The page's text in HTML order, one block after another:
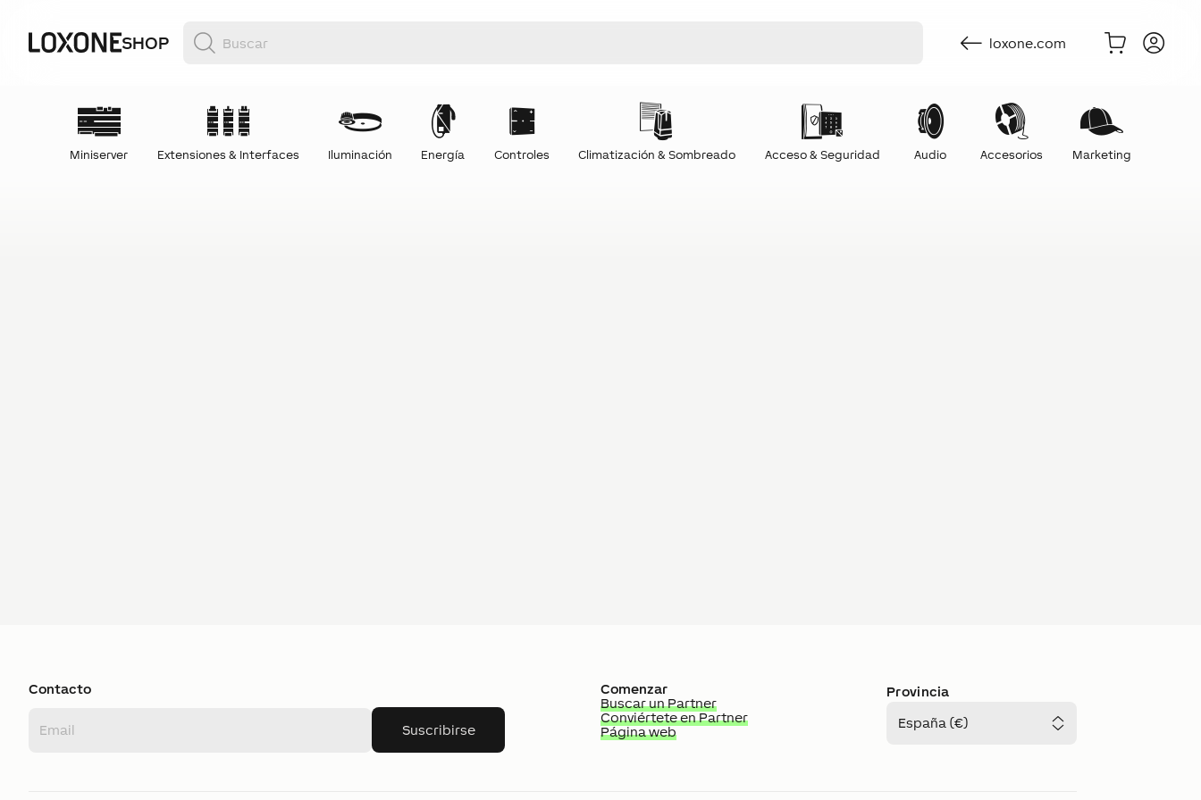
SHOP loxone.com
Miniserver Extensiones & Interfaces Iluminación Energía Controles Climatización & Sombreado Acceso & Seguridad Audio Accesorios Marketing
Contacto
Suscribirse
Comenzar
Buscar un Partner
Conviértete en Partner
Página web
Provincia
España (€)